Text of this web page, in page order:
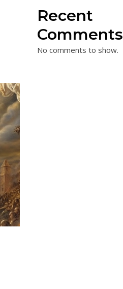
Recent
Comments
No comments to show.